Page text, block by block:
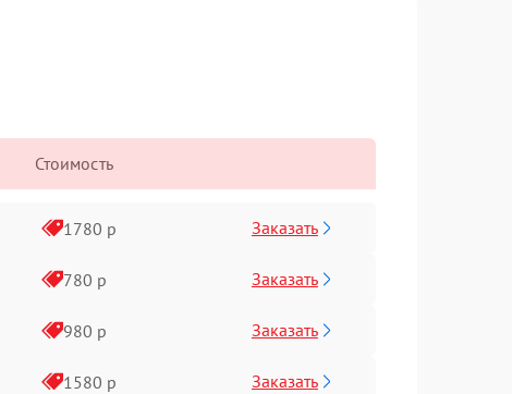
Стоимость
1780 р Заказать
780 р Заказать
980 р Заказать
1580 р Заказать